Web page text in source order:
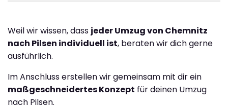
Weil wir wissen, dass jeder Umzug von Chemnitz
nach Pilsen individuell ist, beraten wir dich gerne
ausführlich.
Im Anschluss erstellen wir gemeinsam mit dir ein
maßgeschneidertes Konzept für deinen Umzug
nach Pilsen.